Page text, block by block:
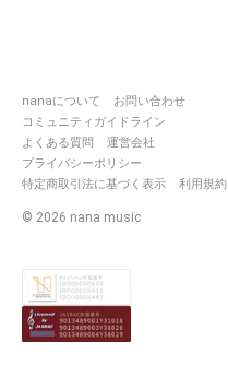
nanaについて
お問い合わせ
コミュニティガイドライン
よくある質問
運営会社
プライバシーポリシー
特定商取引法に基づく表示
利用規約
© 2026 nana music